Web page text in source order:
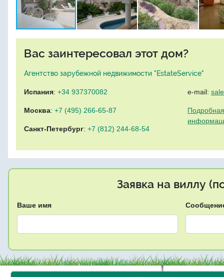
Вас заинтересовал этот дом?
Агентство зарубежной недвижимости "EstateService"
Испания: +34 937370082
Москва: +7 (495) 266-65-87
Санкт-Петербург: +7 (812) 244-68-54
e-mail:
Заявка на виллу
Ваше имя